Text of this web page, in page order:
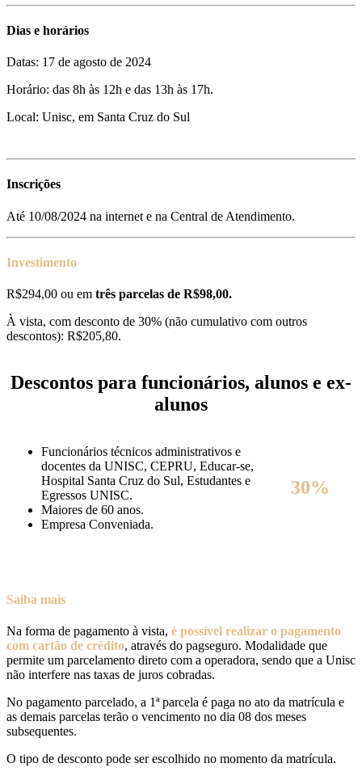
Dias e horários
Datas: 17 de agosto de 2024
Horário: das 8h às 12h e das 13h às 17h.
Local: Unisc, em Santa Cruz do Sul
Inscrições
Até 10/08/2024 na internet e na Central de Atendimento.
Investimento
R$294,00 ou em três parcelas de R$98,00.
À vista, com desconto de 30% (não cumulativo com outros
descontos): R$205,80.
Descontos para funcionários, alunos e ex-
alunos
Funcionários técnicos administrativos e
docentes da UNISC, CEPRU, Educar-se,
Hospital Santa Cruz do Sul, Estudantes e
Egressos UNISC.
Maiores de 60 anos.
Empresa Conveniada.
30%
Saiba mais
Na forma de pagamento à vista, é possível realizar o pagamento
com cartão de crédito, através do pagseguro. Modalidade que
permite um parcelamento direto com a operadora, sendo que a Unisc
não interfere nas taxas de juros cobradas.
No pagamento parcelado, a 1ª parcela é paga no ato da matrícula e
as demais parcelas terão o vencimento no dia 08 dos meses
subsequentes.
O tipo de desconto pode ser escolhido no momento da matrícula.